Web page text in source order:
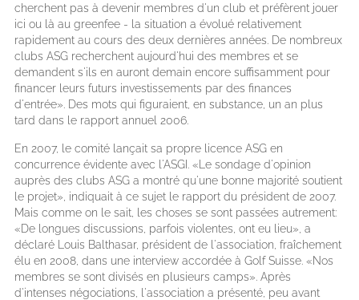
cherchent pas à devenir membres d'un club et préfèrent jouer
ici ou là au greenfee - la situation a évolué relativement
rapidement au cours des deux dernières années. De nombreux
clubs ASG recherchent aujourd'hui des membres et se
demandent s'ils en auront demain encore suffisamment pour
financer leurs futurs investissements par des finances
d'entrée». Des mots qui figuraient, en substance, un an plus
tard dans le rapport annuel 2006.
En 2007, le comité lançait sa propre licence ASG en
concurrence évidente avec l'ASGI. «Le sondage d'opinion
auprès des clubs ASG a montré qu'une bonne majorité soutient
le projet», indiquait à ce sujet le rapport du président de 2007.
Mais comme on le sait, les choses se sont passées autrement:
«De longues discussions, parfois violentes, ont eu lieu», a
déclaré Louis Balthasar, président de l'association, fraîchement
élu en 2008, dans une interview accordée à Golf Suisse. «Nos
membres se sont divisés en plusieurs camps». Après
d'intenses négociations, l'association a présenté, peu avant